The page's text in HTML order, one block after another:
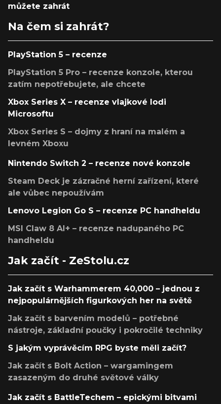
můžete zahrát
Na čem si zahrát?
PlayStation 5 – recenze
PlayStation 5 Pro – recenze konzole, kterou
zatím nepotřebujete, ale chcete
Xbox Series X – recenze vlajkové lodi
Microsoftu
Xbox Series S – dojmy z hraní na malém a
levném Xboxu
Nintendo Switch 2 – recenze nové konzole
Steam Deck je zázračné herní zařízení, které
ale vůbec nepoužívám
Lenovo Legion Go S – recenze PC handheldu
MSI Claw 8 AI+ – recenze nadupaného PC
handheldu
Jak začít - ZeStolu.cz
Jak začít s Warhammerem 40,000 – jednou z
nejpopulárnějších figurkových her na světě
Jak začít s barvením modelů – potřebné
nástroje, základní poučky i pokročilé techniky
S jakým vyprávěcím RPG byste měli začít?
Jak začít s Bolt Action – wargamingem
zasazeným do druhé světové války
Jak začít s BattleTechem – epickými bitvami